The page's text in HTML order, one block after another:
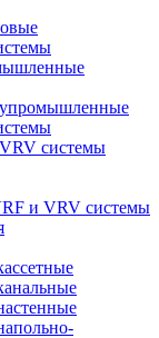
системы
и VRV системы